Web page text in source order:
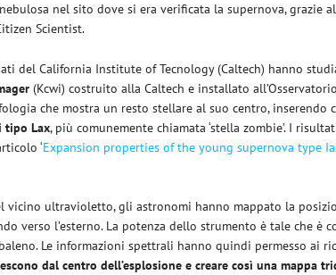
nel sito dove si era verificata la supernova, grazie
Scientist.
del California Institute of Tecnology (Caltech) hanno
(Kcwi) costruito alla Caltech e installato
che mostra un resto stellare al suo centro, inserendo
tipo Lax, più comunemente chiamata ‘stella zombie’. I
‘Expansion properties of the young supernova type
vicino ultravioletto, gli astronomi hanno mappato la
verso l’esterno. La potenza dello strumento è tale che è
Le informazioni spettrali hanno quindi permesso ai
dal centro dell’esplosione e creare così una mappa